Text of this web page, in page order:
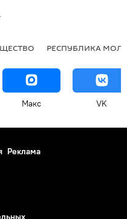
РЕСПУБЛИКА
Макс VK
Реклама